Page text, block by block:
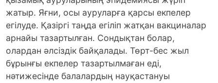
жатыр. Яғни, осы ауруларға қарсы екпелер
егілуде. Қазіргі таңда егіліп жатқан вакциналар
арнайы тазартылған. Сондықтан болар,
олардан әлсіздік байқалады. Төрт-бес жыл
бұрынғы екпелер тазартылмаған еді,
нәтижесінде балалардың науқастануы